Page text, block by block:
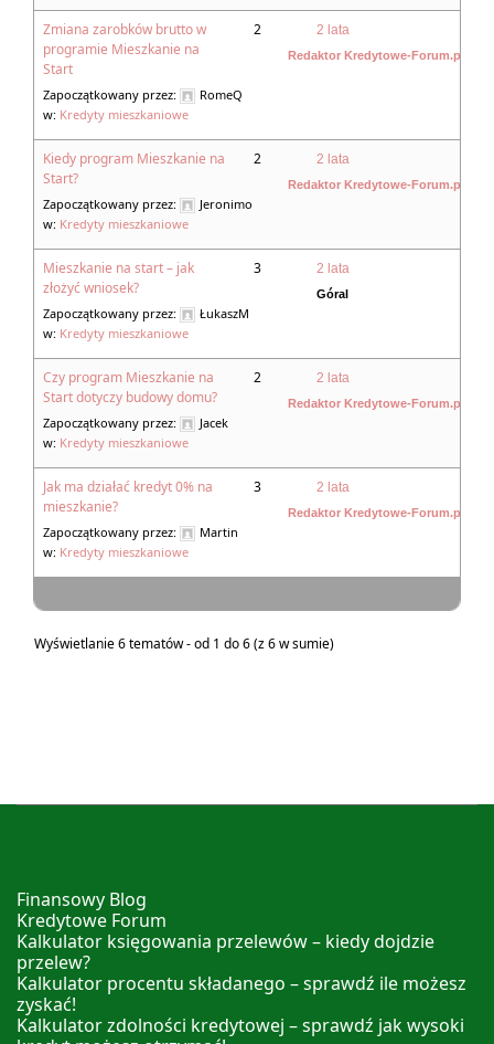
Zmiana zarobków brutto w
programie Mieszkanie na
Start
Zapoczątkowany przez:
RomeQ
w: Kredyty mieszkaniowe
2 2 lata
Redaktor Kredytowe-Forum.pl
Kiedy program Mieszkanie na
Start?
Zapoczątkowany przez:
Jeronimo
w: Kredyty mieszkaniowe
2 2 lata
Redaktor Kredytowe-Forum.pl
Mieszkanie na start – jak
złożyć wniosek?
Zapoczątkowany przez:
ŁukaszM
w: Kredyty mieszkaniowe
3 2 lata
Góral
Czy program Mieszkanie na
Start dotyczy budowy domu?
Zapoczątkowany przez:
Jacek
w: Kredyty mieszkaniowe
2 2 lata
Redaktor Kredytowe-Forum.pl
Jak ma działać kredyt 0% na
mieszkanie?
Zapoczątkowany przez:
Martin
w: Kredyty mieszkaniowe
3 2 lata
Redaktor Kredytowe-Forum.pl
Wyświetlanie 6 tematów - od 1 do 6 (z 6 w sumie)
Finansowy Blog
Kredytowe Forum
Kalkulator księgowania przelewów – kiedy dojdzie
przelew?
Kalkulator procentu składanego – sprawdź ile możesz
zyskać!
Kalkulator zdolności kredytowej – sprawdź jak wysoki